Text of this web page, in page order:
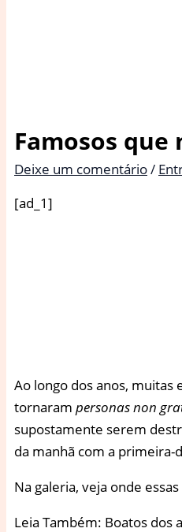
Famosos
Deixe um comentário/
[ad_1]
Ao longo dos anos, muitas
tornaram personas non
supostamente serem
da manhã com a primeira-
Na galeria, veja onde
Leia Também: Boatos dos